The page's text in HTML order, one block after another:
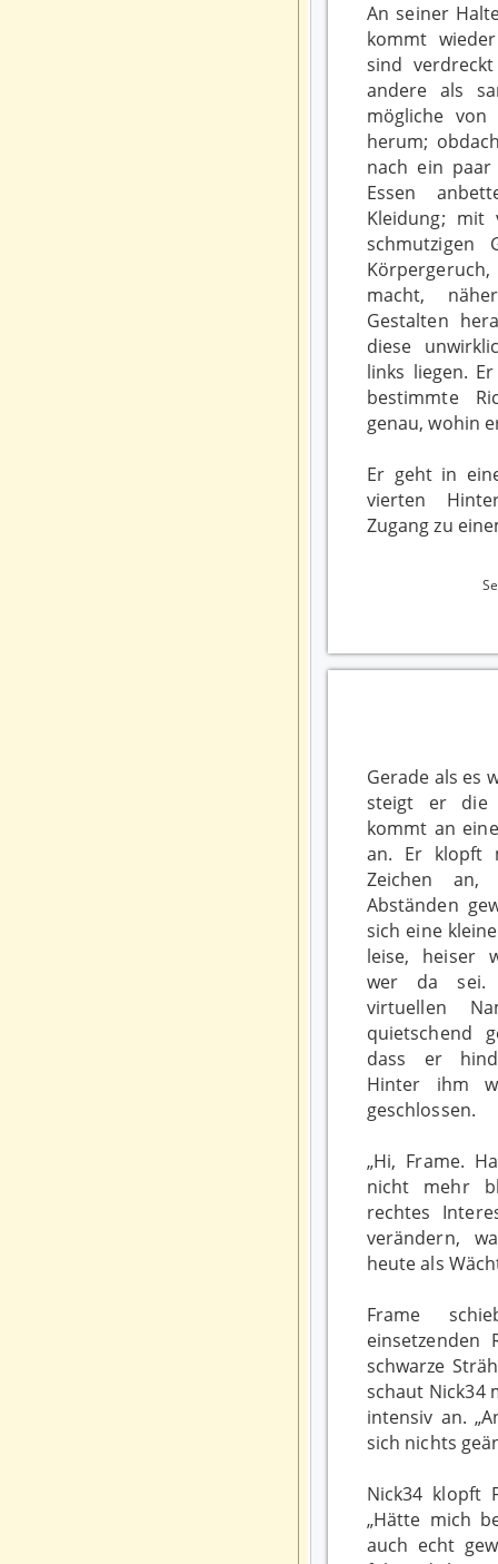
An seiner
kommt
sind
andere als
mögliche
herum;
nach ein
Essen
Kleidung; mit
schmutzigen
macht,
Gestalten
diese
links liegen.
bestimmte
genau, wohin
Er geht in
vierten
Zugang zu
Gerade als es
steigt er die
kommt an
an. Er klopft
Zeichen an,
Abständen
sich eine
leise, heiser
wer da sei.
virtuellen
quietschend
dass er
Hinter ihm
geschlossen.
„Hi, Frame.
nicht mehr
rechtes
verändern,
heute als
Frame
einsetzenden
schwarze
schaut Nick34
intensiv an.
sich nichts
Nick34 klopft
„Hätte mich
auch echt